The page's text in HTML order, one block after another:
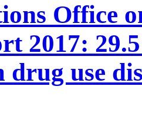
Office
2017:
drug use